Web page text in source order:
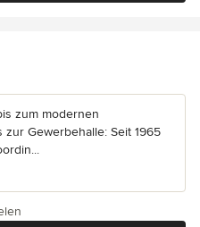
zum modernen
zur Gewerbehalle: Seit 1965